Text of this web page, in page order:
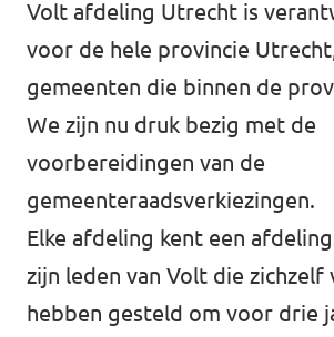
Volt Soest
Volt Utrecht stad
Volt Woerden
Volt Zeist
Volt afdeling Utrecht is
voor de hele provincie
gemeenten die binnen de
We zijn nu druk bezig met de
voorbereidingen van de
gemeenteraadsverkiezingen.
Elke afdeling kent een
zijn leden van Volt die zichzelf
hebben gesteld om voor drie